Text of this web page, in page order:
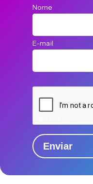
Nome
E-mail
Enviar